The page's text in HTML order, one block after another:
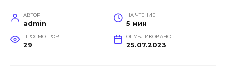
АВТОР
admin
НА ЧТЕНИЕ
5 мин
ПРОСМОТРОВ
29
ОПУБЛИКОВАНО
25.07.2023